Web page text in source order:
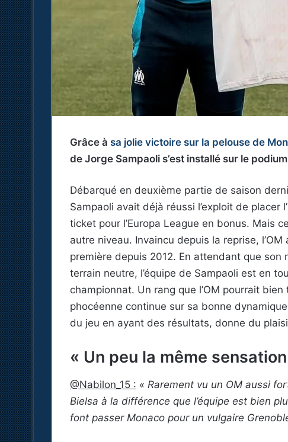
Grâce à sa jolie victoire sur la pelouse de
de Jorge Sampaoli s’est installé sur le
Débarqué en deuxième partie de saison
Sampaoli avait déjà réussi l’exploit de placer
ticket pour l’Europa League en bonus. Mais
autre niveau. Invaincu depuis la reprise,
première depuis 2012. En attendant que
terrain neutre, l’équipe de Sampaoli est en
championnat. Un rang que l’OM pourrait
phocéenne continue sur sa bonne
du jeu en ayant des résultats, donne du
« Un peu la même
@Nabilon_15 : « Rarement vu un OM aussi
Bielsa à la différence que l’équipe est bien
font passer Monaco pour un vulgaire